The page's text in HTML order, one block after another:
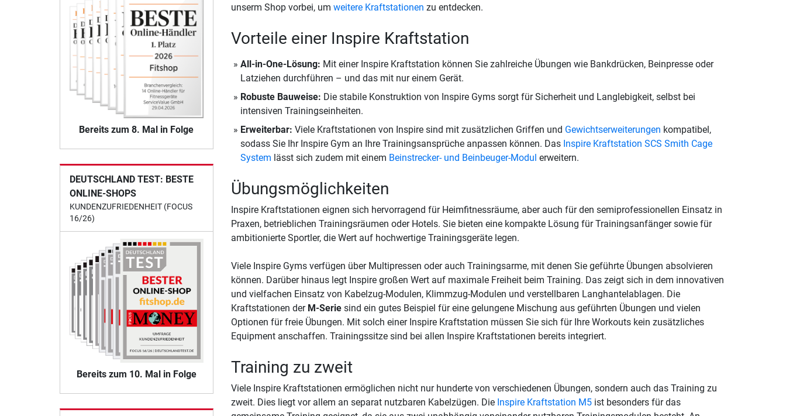
Bereits zum 8. Mal in Folge
DEUTSCHLAND TEST: BESTE
ONLINE-SHOPS
KUNDENZUFRIEDENHEIT (FOCUS
16/26)
Bereits zum 10. Mal in Folge
unserm Shop vorbei, um weitere Kraftstationen zu entdecken.
Vorteile einer Inspire Kraftstation
All-in-One-Lösung: Mit einer Inspire Kraftstation können Sie zahlreiche Übungen wie Bankdrücken, Beinpresse oder
Latziehen durchführen – und das mit nur einem Gerät.
Robuste Bauweise: Die stabile Konstruktion von Inspire Gyms sorgt für Sicherheit und Langlebigkeit, selbst bei
intensiven Trainingseinheiten.
Erweiterbar: Viele Kraftstationen von Inspire sind mit zusätzlichen Griffen und Gewichtserweiterungen kompatibel,
sodass Sie Ihr Inspire Gym an Ihre Trainingsansprüche anpassen können. Das Inspire Kraftstation SCS Smith Cage
System lässt sich zudem mit einem Beinstrecker- und Beinbeuger-Modul erweitern.
Übungsmöglichkeiten
Inspire Kraftstationen eignen sich hervorragend für Heimfitnessräume, aber auch für den semiprofessionellen Einsatz in
Praxen, betrieblichen Trainingsräumen oder Hotels. Sie bieten eine kompakte Lösung für Trainingsanfänger sowie für
ambitionierte Sportler, die Wert auf hochwertige Trainingsgeräte legen.
Viele Inspire Gyms verfügen über Multipressen oder auch Trainingsarme, mit denen Sie geführte Übungen absolvieren
können. Darüber hinaus legt Inspire großen Wert auf maximale Freiheit beim Training. Das zeigt sich in dem innovativen
und vielfachen Einsatz von Kabelzug-Modulen, Klimmzug-Modulen und verstellbaren Langhantelablagen. Die
Kraftstationen der M-Seriesind ein gutes Beispiel für eine gelungene Mischung aus geführten Übungen und vielen
Optionen für freie Übungen. Mit solch einer Inspire Kraftstation müssen Sie sich für Ihre Workouts kein zusätzliches
Equipment anschaffen. Trainingssitze sind bei allen Inspire Kraftstationen bereits integriert.
Training zu zweit
Viele Inspire Kraftstationen ermöglichen nicht nur hunderte von verschiedenen Übungen, sondern auch das Training zu
zweit. Dies liegt vor allem an separat nutzbaren Kabelzügen. Die Inspire Kraftstation M5ist besonders für das